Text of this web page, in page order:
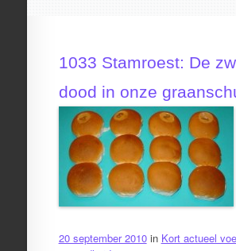
1033 Stamroest: De
dood in onze
20 september 2010in Kort actueel